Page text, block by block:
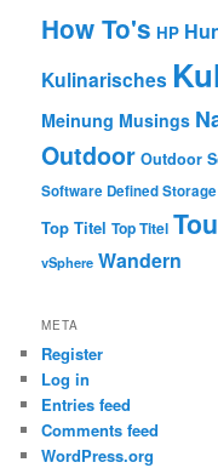
How To's HP
Kulinarisches
Meinung Musings
Outdoor Outdoor
Software Defined Storage
Top Titel Top Titel
vSphere Wandern
META
Register
Log in
Entries feed
Comments feed
WordPress.org